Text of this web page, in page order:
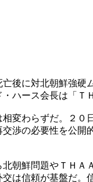
亡後に対北朝鮮強
ハース会長は「Ｔ
変わらずだ。２０
渉の必要性を公開
朝鮮問題やＴＨＡ
は信頼が基盤だ。